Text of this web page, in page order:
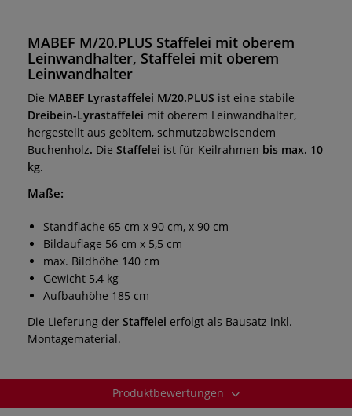
MABEF M/20.PLUS Staffelei mit oberem
Leinwandhalter, Staffelei mit oberem
Leinwandhalter
Die MABEF Lyrastaffelei M/20.PLUS ist eine stabile
Dreibein-Lyrastaffelei mit oberem Leinwandhalter,
hergestellt aus geöltem, schmutzabweisendem
Buchenholz. Die Staffelei ist für Keilrahmen bis max. 10
kg.
Maße:
Standfläche 65 cm x 90 cm, x 90 cm
Bildauflage 56 cm x 5,5 cm
max. Bildhöhe 140 cm
Gewicht 5,4 kg
Aufbauhöhe 185 cm
Die Lieferung der Staffelei erfolgt als Bausatz inkl.
Montagematerial.
Produktbewertungen